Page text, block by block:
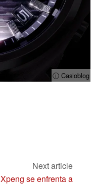
ⓘ Casioblog
Next article
Xpeng se enfrenta a